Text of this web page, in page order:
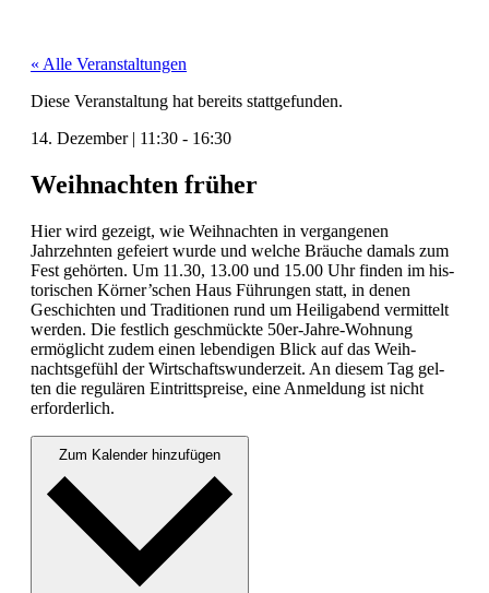
« Alle Veranstaltungen
Diese Veranstaltung hat bereits stattgefunden.
14. Dezember | 11:30 - 16:30
Weihnachten früher
Hier wird gezeigt, wie Wei­h­nacht­en in ver­gan­genen
Jahrzehn­ten gefeiert wurde und welche Bräuche damals zum
Fest gehörten. Um 11.30, 13.00 und 15.00 Uhr find­en im his­
torischen Körner’schen Haus Führun­gen statt, in denen
Geschicht­en und Tra­di­tio­nen rund um Heili­ga­bend ver­mit­telt
wer­den. Die fes­tlich geschmück­te 50er-Jahre-Woh­nung
ermöglicht zudem einen lebendi­gen Blick auf das Wei­h­
nachts­ge­fühl der Wirtschaftswun­derzeit. An diesem Tag gel­
ten die reg­ulären Ein­trittspreise, eine Anmel­dung ist nicht
erforder­lich.